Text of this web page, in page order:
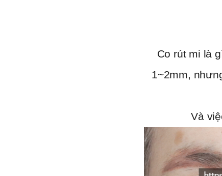
Co rút mi là
1~2mm,
Và